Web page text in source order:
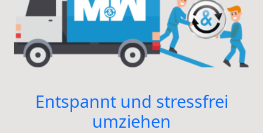
Entspannt und stressfrei
umziehen